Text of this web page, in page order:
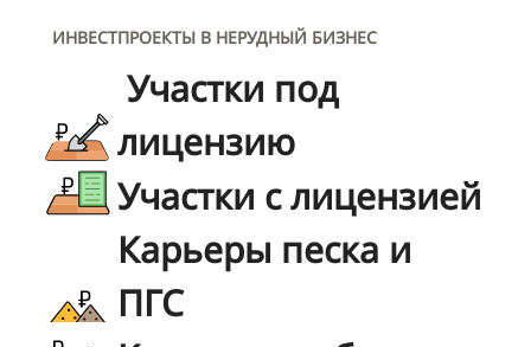
ИНВЕСТПРОЕКТЫ В НЕРУДНЫЙ БИЗНЕС
Участки под
лицензию
Участки с лицензией
Карьеры песка и
ПГС